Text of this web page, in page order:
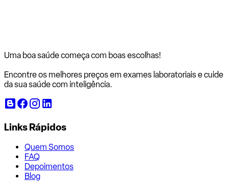
Uma boa saúde começa com boas escolhas!
Encontre os melhores preços em exames laboratoriais e cuide
da sua saúde com inteligência.
Links Rápidos
Quem Somos
FAQ
Depoimentos
Blog